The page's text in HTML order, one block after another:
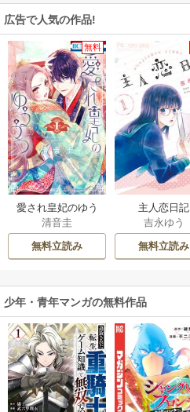
広告で人気の作品!
無料
愛され皇妃のゆう
うつ
清音圭
無料立読み
主人恋日記
吉永ゆう
無料立読み
少年・青年マンガの無料作品